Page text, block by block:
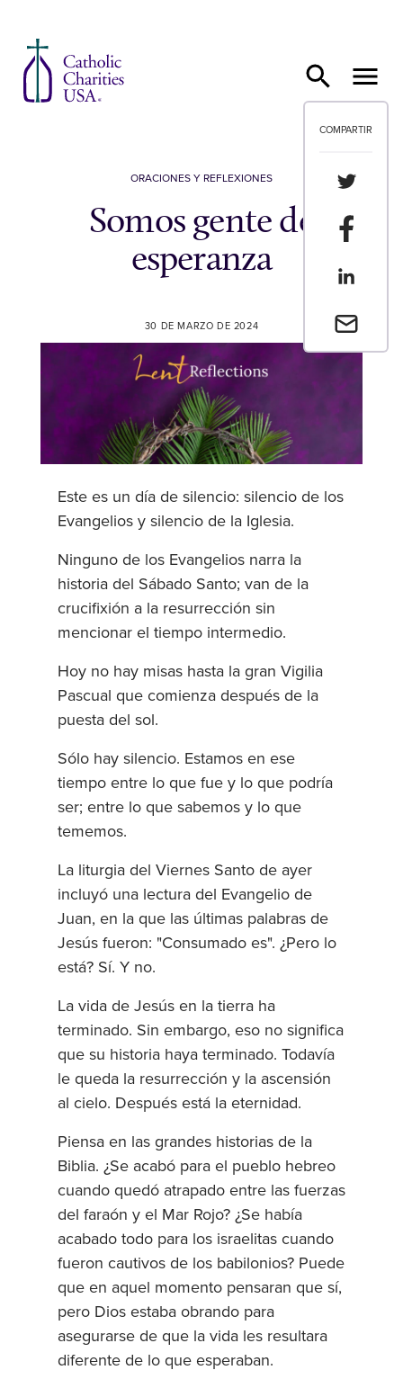
COMPARTIR
Envia un
ORACIONES Y REFLEXIONES
Somos gente de
esperanza
30 DE MARZO DE 2024
Este es un día de silencio: silencio de los
Evangelios y silencio de la Iglesia.
Ninguno de los Evangelios narra la
historia del Sábado Santo; van de la
crucifixión a la resurrección sin
mencionar el tiempo intermedio.
Hoy no hay misas hasta la gran Vigilia
Pascual que comienza después de la
puesta del sol.
Sólo hay silencio. Estamos en ese
tiempo entre lo que fue y lo que podría
ser; entre lo que sabemos y lo que
tememos.
La liturgia del Viernes Santo de ayer
incluyó una lectura del Evangelio de
Juan, en la que las últimas palabras de
Jesús fueron: "Consumado es". ¿Pero lo
está? Sí. Y no.
La vida de Jesús en la tierra ha
terminado. Sin embargo, eso no significa
que su historia haya terminado. Todavía
le queda la resurrección y la ascensión
al cielo. Después está la eternidad.
Piensa en las grandes historias de la
Biblia. ¿Se acabó para el pueblo hebreo
cuando quedó atrapado entre las fuerzas
del faraón y el Mar Rojo? ¿Se había
acabado todo para los israelitas cuando
fueron cautivos de los babilonios? Puede
que en aquel momento pensaran que sí,
pero Dios estaba obrando para
asegurarse de que la vida les resultara
diferente de lo que esperaban.